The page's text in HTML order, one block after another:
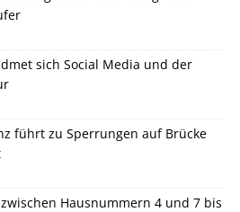
sich Social Media und der
führt zu Sperrungen auf Brücke
Hausnummern 4 und 7 bis